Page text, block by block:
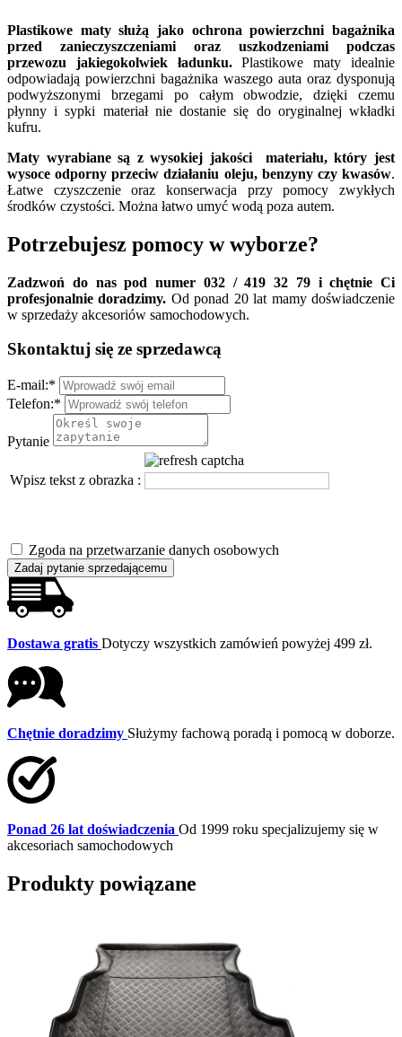
Plastikowe maty służą jako ochrona powierzchni bagażnika
przed zanieczyszczeniami oraz uszkodzeniami podczas
przewozu jakiegokolwiek ładunku.Plastikowe maty idealnie
odpowiadają powierzchni bagażnika waszego auta oraz dysponują
podwyższonymi brzegami po całym obwodzie, dzięki czemu
płynny i sypki materiał nie dostanie się do oryginalnej wkładki
kufru.
Maty wyrabiane są z wysokiej jakości materiału, który jest
wysoce odporny przeciw działaniu oleju, benzyny czy kwasów.
Łatwe czyszczenie oraz konserwacja przy pomocy zwykłych
środków czystości. Można łatwo umyć wodą poza autem.
Potrzebujesz pomocy w wyborze?
Zadzwoń do nas pod numer 032 / 419 32 79 i chętnie Ci
profesjonalnie doradzimy. Od ponad 20 lat mamy doświadczenie
w sprzedaży akcesoriów samochodowych.
Skontaktuj się ze sprzedawcą
E-mail:*
Telefon:*
Pytanie
Wpisz tekst z obrazka :
Zgoda na przetwarzanie danych osobowych
Zadaj pytanie sprzedającemu
Dostawa gratis Dotyczy wszystkich zamówień powyżej 499 zł.
Chętnie doradzimy Służymy fachową poradą i pomocą w doborze.
Ponad 26 lat doświadczenia Od 1999 roku specjalizujemy się w
akcesoriach samochodowych
Produkty powiązane